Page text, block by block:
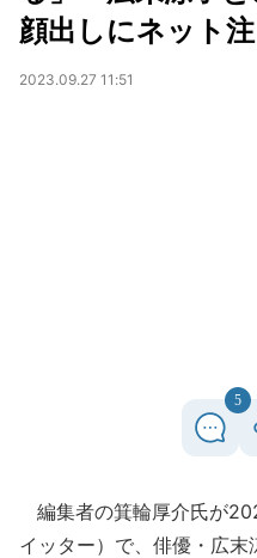
顔出しにネット注
2023.09.27 11:51
5
編集者の箕輪厚介氏が
イッター）で、俳優・広